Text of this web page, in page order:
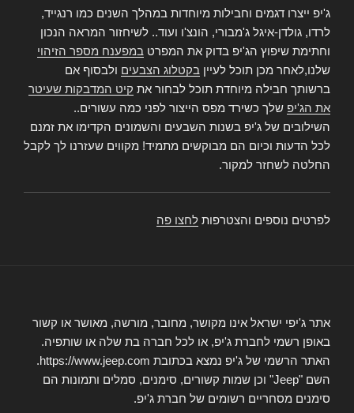
ג'יפ ייצרו דגמים וחבילות מיוחדות במהלך השנים כמו רנגייד,
לרדו, גולדן-איגל ג'מבורי, הונצ'ו ועוד.. לשיחזור המראה הנכון
וחתימת שיפוץ הג'יפ בדוק את המפרט במפענח מספר הזיהוי
שלנו,לאחר מכן תוכל לעיין בקטלוג הצבעים ולבסוף אם
ברשותך חבילה מיוחדת תוכל לבחור את קיט המדבקות שעיטר
את הג'יפ שלך כשירד מפס הייצור לפני כמה עשורים..
השילובים של ג'יפ בשנות השבעים והשמונים הקדימו את זמנם
לכל הדעות וכיום הם מבוקשים מתמיד! מקווים שעזרנו לך לקבל
החלטה לשחזר למקור.
לפרטים נוספים והצטרפות לחצו פה
אתר ג'יפי ישראל אינו מקושר, מחובר, מורשה, מאושר או קשור
באופן רשמי לחברת ג'יפ, או לכל חברה בת שלה או שותפיה.
האתר הרשמי של ג'יפ נמצא בכתובת https://www.jeep.com.
השם "Jeep" וכן שמות קשורים, סימנים, סמלים ותמונות הם
סימנים מסחריים רשומים של חברת ג'יפ.